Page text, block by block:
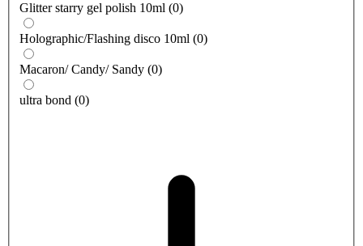
Glitter starry gel polish 10ml (0)
Holographic/Flashing disco 10ml (0)
Macaron/ Candy/ Sandy (0)
ultra bond (0)